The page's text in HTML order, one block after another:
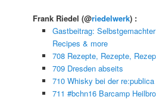
Frank Riedel(@riedelwerk) :
Gastbeitrag:
Recipes & more
708 Rezepte, Rezepte,
709 Dresden abseits
710 Whisky bei der
711 #bchn16 Barcamp